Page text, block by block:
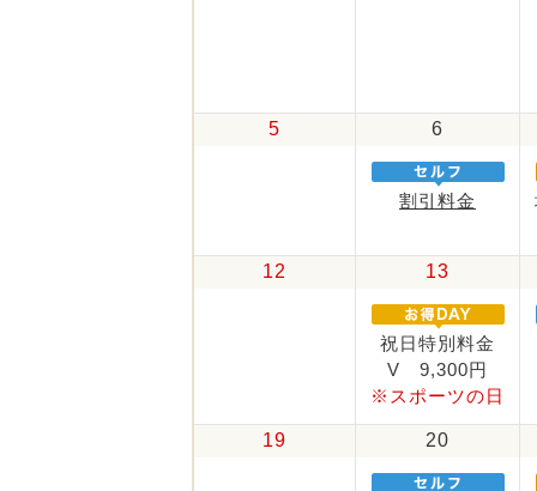
5 6
割引料金
12 13
祝日特別料金
V 9,300円
※スポーツの日
19 20